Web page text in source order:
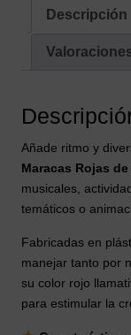
Descripción
Añade ritmo y
Maracas Rojas
musicales,
temáticos o
Fabricadas en
manejar tanto por
su color rojo
para estimular la